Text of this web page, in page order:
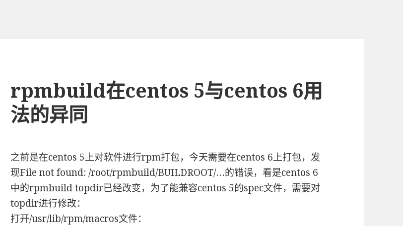
rpmbuild在centos 5与centos 6用
法的异同
之前是在centos 5上对软件进行rpm打包，今天需要在centos 6上打包，发
现File not found: /root/rpmbuild/BUILDROOT/…的错误，看是centos 6
中的rpmbuild topdir已经改变，为了能兼容centos 5的spec文件，需要对
topdir进行修改：
打开/usr/lib/rpm/macros文件：